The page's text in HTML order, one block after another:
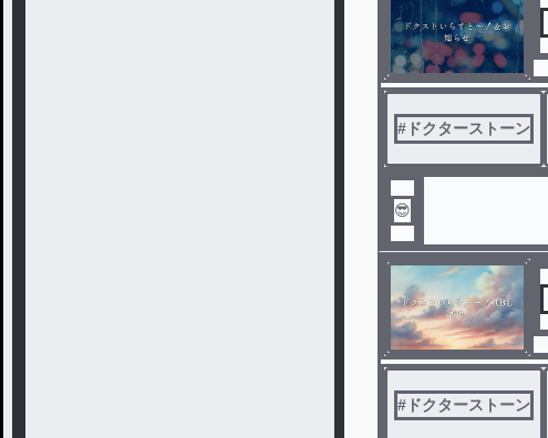
# ドクターストーン
😎
# ドクターストーン